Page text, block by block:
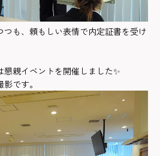
つも、頼もしい表情で内定証書を受け
親イベントを開催しました✨
です。